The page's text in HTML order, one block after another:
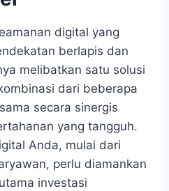
digital yang
berlapis dan
melibatkan satu solusi
dari beberapa
secara sinergis
yang tangguh.
Anda, mulai dari
perlu diamankan
investasi